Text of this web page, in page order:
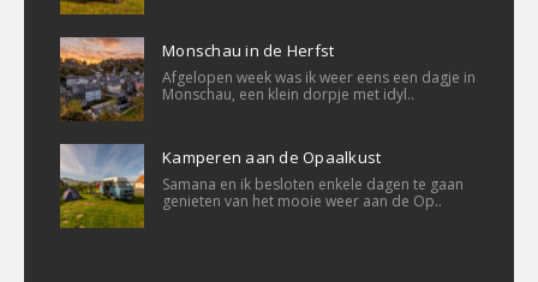
Monschau in de Herfst
Afgelopen week was ik weer eens een dagje in
Monschau, een klein dorpje met idyl..
Kamperen aan de Opaalkust
Samana en ik besloten enkele dagen te gaan
genieten van het mooie weer aan de Op..